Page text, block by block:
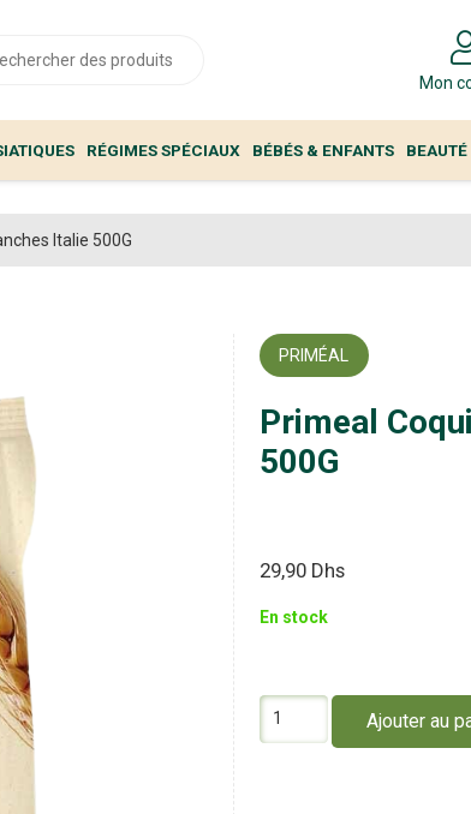
Mon
RÉGIMES SPÉCIAUX BÉBÉS & ENFANTS
Italie 500G
PRIMÉAL
Primeal
500G
29,90 Dhs
En stock
quantité
de
Ajouter au